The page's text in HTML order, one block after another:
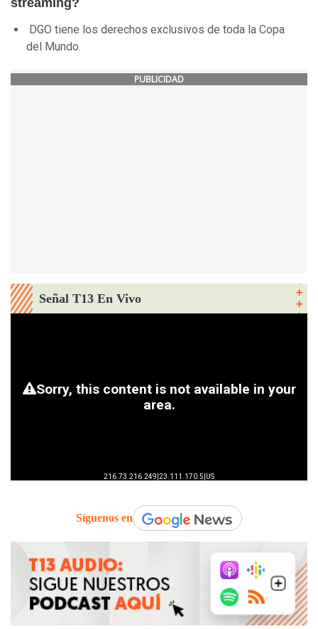
streaming?
DGO tiene los derechos exclusivos de toda la Copa
del Mundo.
PUBLICIDAD
Señal T13 En Vivo
Síguenos en